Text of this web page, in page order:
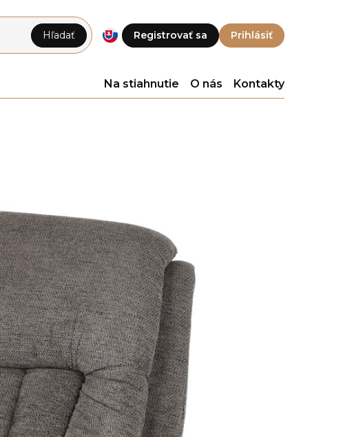
Registrovať sa Prihlásiť
Hľadať
Na stiahnutie O nás Kontakty